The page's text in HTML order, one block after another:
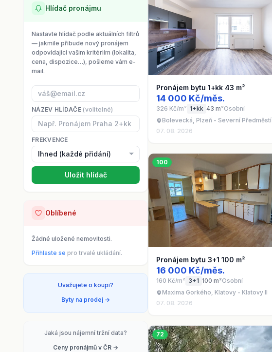
Hlídač pronájmu
Nastavte hlídač podle aktuálních filtrů
— jakmile přibude nový pronájem
odpovídající vašim kritériím (lokalita,
cena, dispozice…), pošleme vám e-
mail.
NÁZEV HLÍDAČE (volitelné)
FREKVENCE
Uložit hlídač
Oblíbené
Žádné uložené nemovitosti.
Přihlaste se pro trvalé ukládání.
Uvažujete o koupi?
Byty na prodej →
Jaká jsou nájemní tržní data?
Ceny pronájmů v ČR →
Pronájem bytu 1+kk 43 m²
14 000 Kč/měs.
326 Kč/m² 1+kk 43 m²Osobní
Bolevecká, Plzeň - Severní Předměstí
07. 08. 2026
100
Pronájem bytu 3+1 100 m²
16 000 Kč/měs.
160 Kč/m² 3+1 100 m²Osobní
Maxima Gorkého, Klatovy - Klatovy II
07. 08. 2026
72